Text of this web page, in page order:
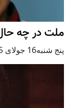
ملت در چه
پنج شنبه16 جولای 2015